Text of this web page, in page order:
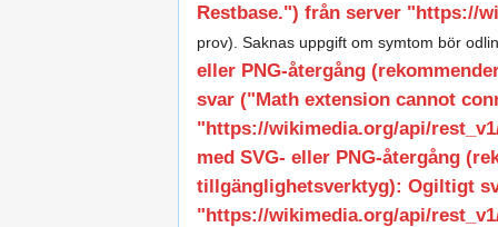
Restbase.") från server "https://
prov). Saknas uppgift om symtom bör
eller PNG-återgång
svar ("Math extension cannot
"https://wikimedia.org/api/
med SVG- eller PNG-återgång
tillgänglighetsverktyg): Ogiltigt
"https://wikimedia.org/api/